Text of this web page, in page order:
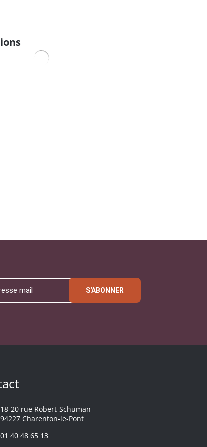
S'ABONNER
18-20 rue Robert-Schuman
94227 Charenton-le-Pont
01 40 48 65 13